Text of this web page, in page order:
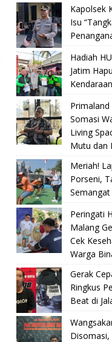
Kapolsek
Isu
Hadiah
Jatim
Somasi
Living
Mutu dan
Meriah!
Porseni,
Peringati
Malang
Cek
Warga
Gerak
Ringkus
Beat di